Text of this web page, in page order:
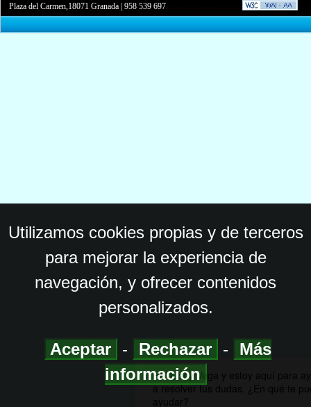
Plaza del Carmen,18071 Granada |958 539 697
Utilizamos cookies propias y de terceros
para mejorar la experiencia de
navegación, y ofrecer contenidos
personalizados.
Aceptar - Rechazar -
Más
información